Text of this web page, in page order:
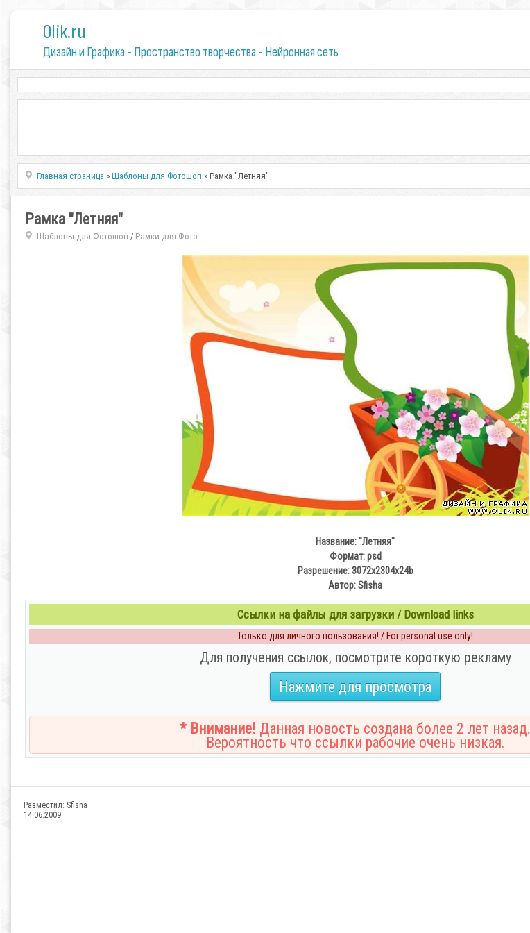
0lik.ru
Дизайн и Графика - Пространство творчества - Нейронная сеть
Главная страница »Шаблоны для Фотошоп » Рамка "Летняя"
Рамка "Летняя"
Шаблоны для Фотошоп / Рамки для Фото
Название: "Летняя"
Формат: psd
Разрешение: 3072х2304х24b
Автор: Sfisha
Ссылки на файлы для загрузки / Download links
Только для личного пользования! / For personal use only!
Для получения ссылок, посмотрите короткую рекламу
Нажмите для просмотра
* Внимание! Данная новость создана более 2 лет назад.
Вероятность что ссылки рабочие очень низкая.
Разместил: Sfisha
14.06.2009